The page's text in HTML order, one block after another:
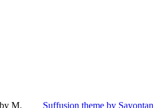
M.
Suffusion theme by Sayontan